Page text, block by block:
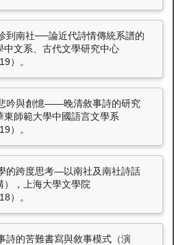
到南社──論近代詩情傳統系譜的
中文系、古代文學研究中心
）。
吟與創憶——晚清敘事詩的研究
東師範大學中國語言文學系
）。
的跨度思考—以南社及南社詩話
），上海大學文學院
）。
詩的苦難書寫與敘事模式（演